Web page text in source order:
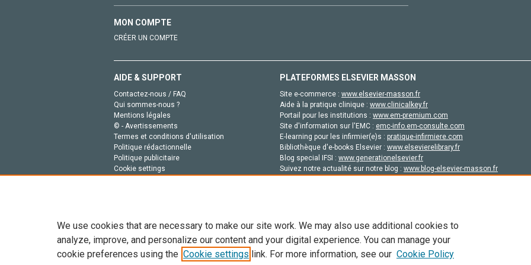
MON COMPTE
CRÉER UN COMPTE
AIDE & SUPPORT
Contactez-nous / FAQ
Qui sommes-nous ?
Mentions légales
© - Avertissements
Termes et conditions d'utilisation
Politique rédactionnelle
Politique publicitaire
Cookie settings
PLATEFORMES ELSEVIER MASSON
Site e-commerce : www.elsevier-masson.fr
Aide à la pratique clinique : www.clinicalkey.fr
Portail pour les institutions : www.em-premium.com
Site d'information sur l'EMC : emc-info.em-consulte.com
E-learning pour les infirmier(e)s : pratique-infirmiere.com
Bibliothèque d'e-books Elsevier : www.elsevierelibrary.fr
Blog special IFSI : www.generationelsevier.fr
Suivez notre actualité sur notre blog : www.blog-elsevier-masson.fr
Tout le contenu de ce site: Copyright © 2026 Elsevier, ses concédants de licence et ses contributeurs. Tout les droits sont réservés,
We use cookies that are necessary to make our site work. We may also use additional cookies to
analyze, improve, and personalize our content and your digital experience. You can manage your
cookie preferences using the Cookie settings link. For more information, see our Cookie Policy